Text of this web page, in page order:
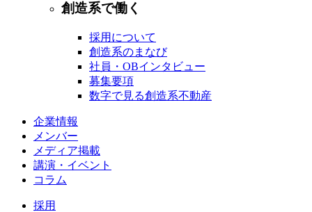
創造系で働く
採用について
創造系のまなび
社員・OBインタビュー
募集要項
数字で見る創造系不動産
企業情報
メンバー
メディア掲載
講演・イベント
コラム
採用